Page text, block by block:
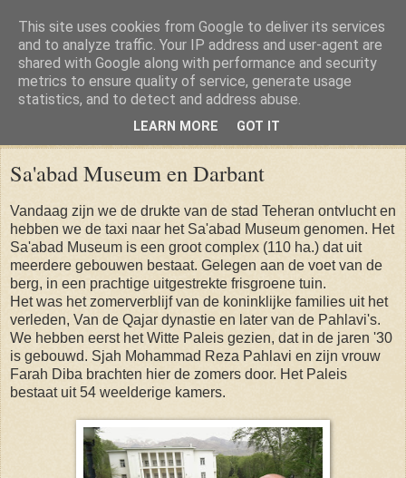
Tuesday, 25 April 2017
Sa'abad Museum en Darbant
Vandaag zijn we de drukte van de stad Teheran ontvlucht en
hebben we de taxi naar het Sa'abad Museum genomen. Het
Sa'abad Museum is een groot complex (110 ha.) dat uit
meerdere gebouwen bestaat. Gelegen aan de voet van de
berg, in een prachtige uitgestrekte frisgroene tuin.
Het was het zomerverblijf van de koninklijke families uit het
verleden, Van de Qajar dynastie en later van de Pahlavi's.
We hebben eerst het Witte Paleis gezien, dat in de jaren '30
is gebouwd. Sjah Mohammad Reza Pahlavi en zijn vrouw
Farah Diba brachten hier de zomers door. Het Paleis
bestaat uit 54 weelderige kamers.
This site uses cookies from Google to deliver its services
and to analyze traffic. Your IP address and user-agent are
shared with Google along with performance and security
metrics to ensure quality of service, generate usage
statistics, and to detect and address abuse.
LEARN MORE GOT IT